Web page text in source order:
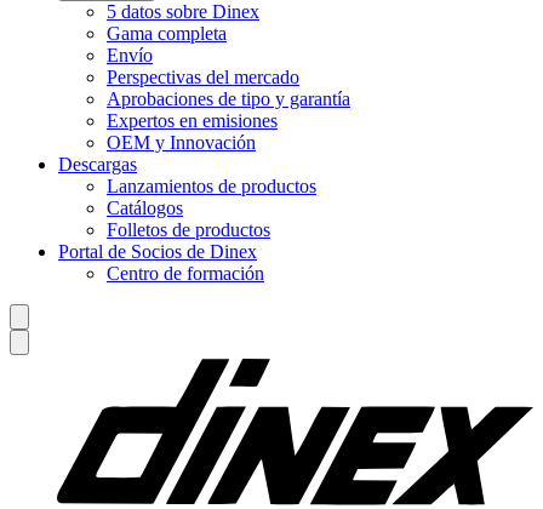
5 datos sobre Dinex
Gama completa
Envío
Perspectivas del mercado
Aprobaciones de tipo y garantía
Expertos en emisiones
OEM y Innovación
Descargas
Lanzamientos de productos
Catálogos
Folletos de productos
Portal de Socios de Dinex
Centro de formación